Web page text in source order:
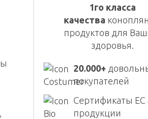
1го класса
качества
продуктов для
здоровья.
20.000+
покупателей
Сертификаты
продукции